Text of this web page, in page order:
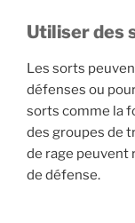
Utiliser des
Les sorts
défenses ou
sorts comme la
des groupes de
de rage peuvent
de défense.